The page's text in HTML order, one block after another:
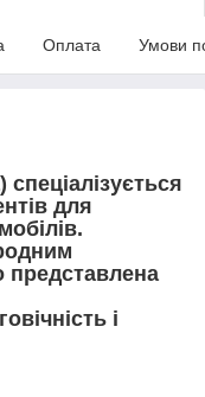
Оплата Умови
для
представлена
і